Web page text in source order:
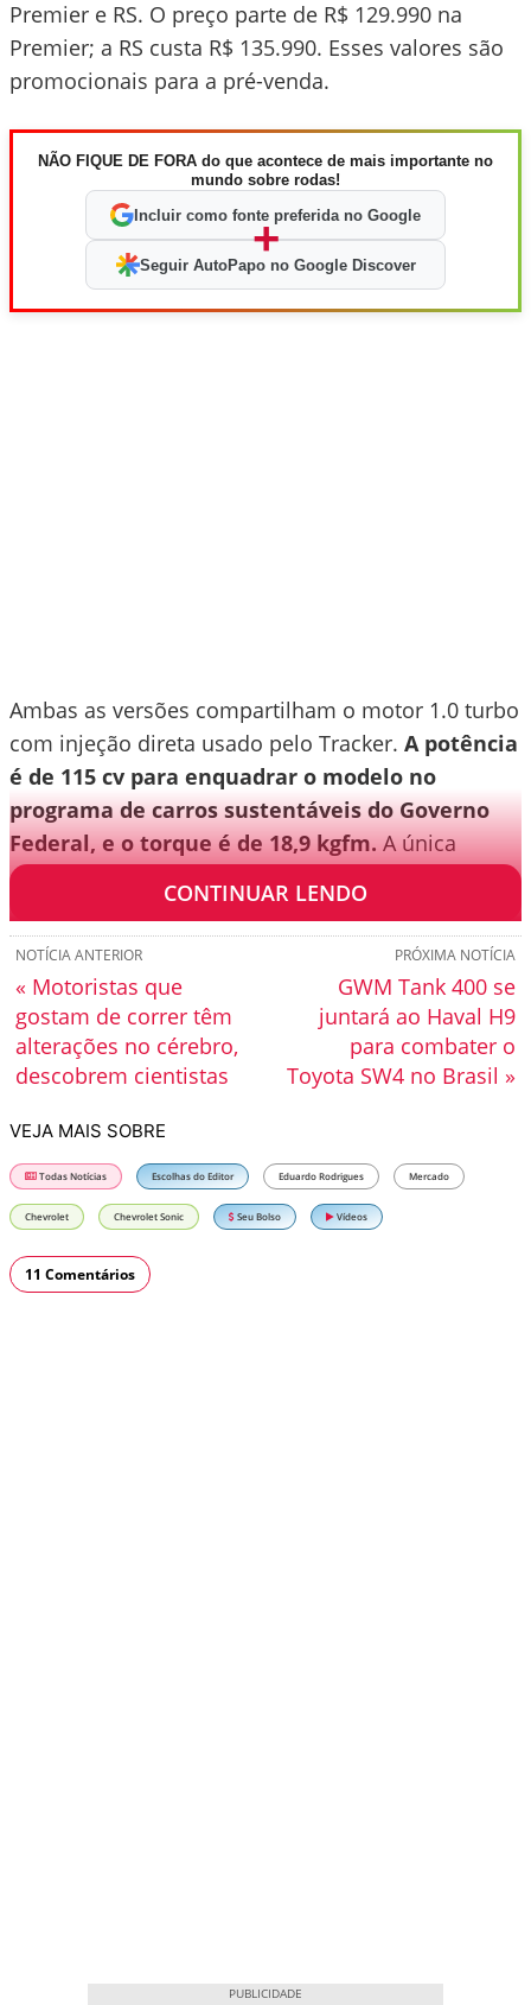
Premier e RS. O preço parte de R$ 129.990 na
Premier; a RS custa R$ 135.990. Esses valores são
promocionais para a pré-venda.
NÃO FIQUE DE FORA do que acontece de mais importante no
mundo sobre rodas!
Incluir como fonte preferida no Google
+
Seguir AutoPapo no Google Discover
Ambas as versões compartilham o motor 1.0 turbo
com injeção direta usado pelo Tracker. A potência
é de 115 cv para enquadrar o modelo no
programa de carros sustentáveis do Governo
Federal, e o torque é de 18,9 kgfm.A única
opção de câmbio é o automático de seis marchas.
CONTINUAR LENDO
PRÓXIMA NOTÍCIA
GWM Tank 400 se
juntará ao Haval H9
para combater o
Toyota SW4 no Brasil »
NOTÍCIA ANTERIOR
« Motoristas que
gostam de correr têm
alterações no cérebro,
descobrem cientistas
VEJA MAIS SOBRE
Todas Notícias Escolhas do Editor Eduardo Rodrigues Mercado
Chevrolet Chevrolet Sonic Seu Bolso Vídeos
11 Comentários